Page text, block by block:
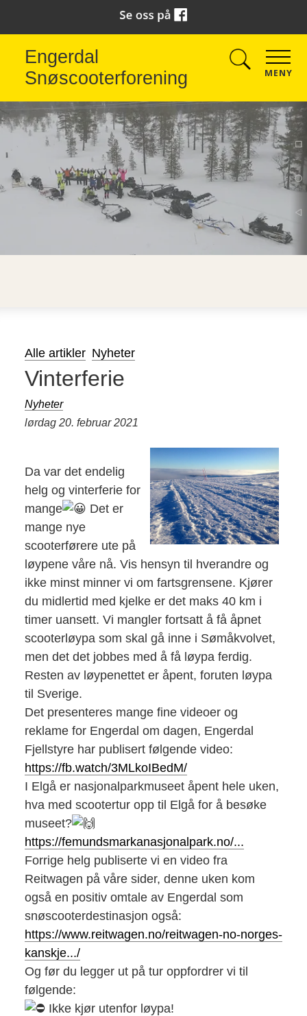
Engerdal
Snøscooterforening
MENY
Alle artikler Nyheter
Vinterferie
Nyheter
lørdag 20. februar 2021
Da var det endelig
helg og vinterferie for
mange
Det er
mange nye
scooterførere ute på
løypene våre nå. Vis hensyn til hverandre og
ikke minst minner vi om fartsgrensene. Kjører
du midlertid med kjelke er det maks 40 km i
timer uansett. Vi mangler fortsatt å få åpnet
scooterløypa som skal gå inne i Sømåkvolvet,
men det det jobbes med å få løypa ferdig.
Resten av løypenettet er åpent, foruten løypa
til Sverige.
Det presenteres mange fine videoer og
reklame for Engerdal om dagen, Engerdal
Fjellstyre har publisert følgende video:
https://fb.watch/3MLkoIBedM/
I Elgå er nasjonalparkmuseet åpent hele uken,
hva med scootertur opp til Elgå for å besøke
museet?
https://femundsmarkanasjonalpark.no/...
Forrige helg publiserte vi en video fra
Reitwagen på våre sider, denne uken kom
også en positiv omtale av Engerdal som
snøscooterdestinasjon også:
https://www.reitwagen.no/reitwagen-no-norges-
kanskje.../
Og før du legger ut på tur oppfordrer vi til
følgende:
Ikke kjør utenfor løypa!